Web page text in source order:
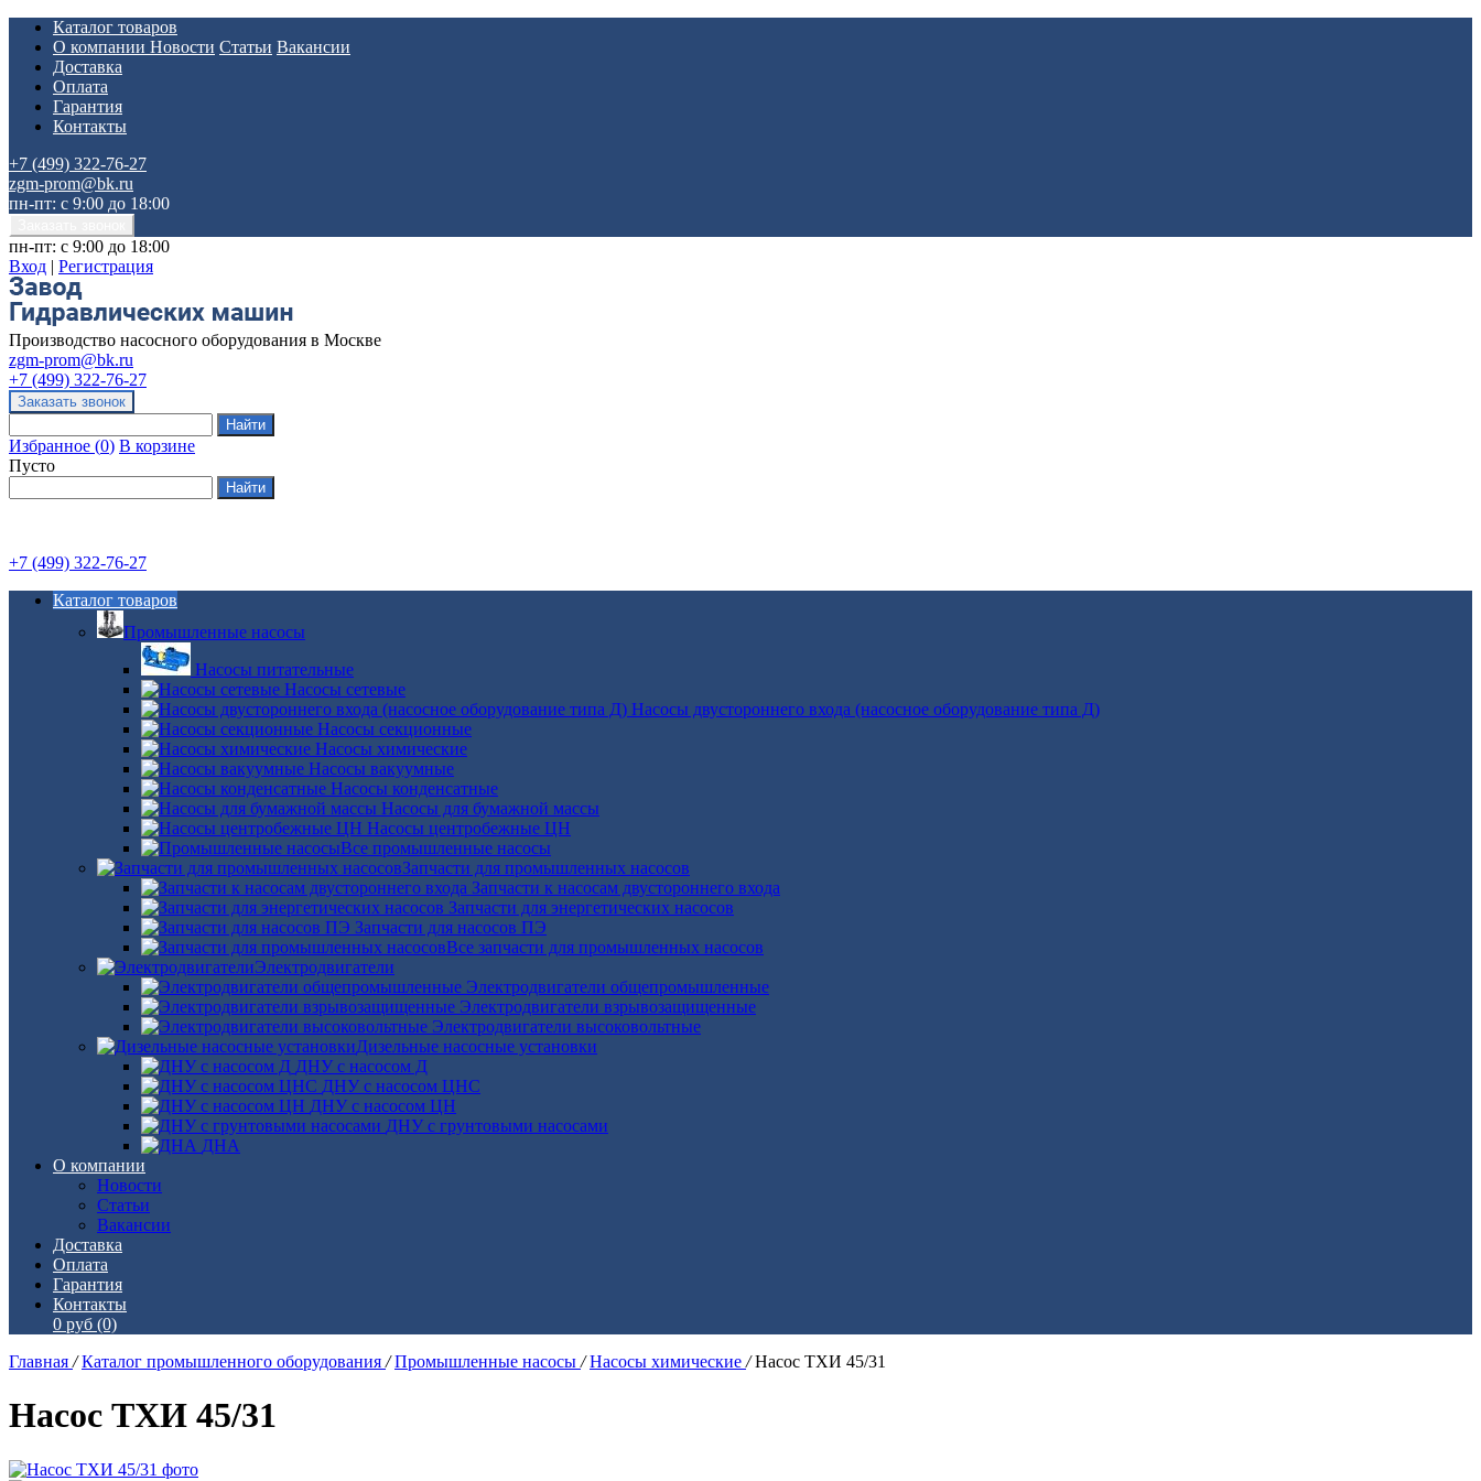
Каталог товаров
О компании Новости Статьи Вакансии
Доставка
Оплата
Гарантия
Контакты
+7 (499) 322-76-27
zgm-prom@bk.ru
пн-пт: с 9:00 до 18:00
пн-пт: с 9:00 до 18:00
Вход | Регистрация
Производство насосного оборудования в Москве
zgm-prom@bk.ru
+7 (499) 322-76-27
Избранное (0) В корзине
Пусто
+7 (499) 322-76-27
Каталог товаров
Промышленные насосы
Насосы питательные
Насосы сетевые
Насосы двустороннего входа (насосное оборудование типа Д)
Насосы секционные
Насосы химические
Насосы вакуумные
Насосы конденсатные
Насосы для бумажной массы
Насосы центробежные ЦН
Все промышленные насосы
Запчасти для промышленных насосов
Запчасти к насосам двустороннего входа
Запчасти для энергетических насосов
Запчасти для насосов ПЭ
Все запчасти для промышленных насосов
Электродвигатели
Электродвигатели общепромышленные
Электродвигатели взрывозащищенные
Электродвигатели высоковольтные
Дизельные насосные установки
ДНУ с насосом Д
ДНУ с насосом ЦНС
ДНУ с насосом ЦН
ДНУ с грунтовыми насосами
ДНА
О компании
Новости
Статьи
Вакансии
Доставка
Оплата
Гарантия
Контакты
0 руб (0)
Главная / Каталог промышленного оборудования / Промышленные насосы / Насосы химические / Насос ТХИ 45/31
Насос ТХИ 45/31